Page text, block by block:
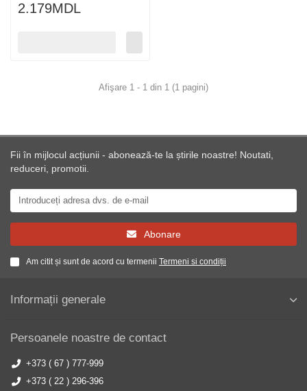
2.179MDL
Afişare 1 - 1 din 1 (1 pagini)
Fii în mijlocul acțiunii - abonează-te la știrile noastre! Noutati,
reduceri, promotii.
Abonare
Am citit și sunt de acord cu termenii Termeni si condiții
Informații generale
Persoanele noastre de contact
+373 ( 67 ) 777-999
+373 ( 22 ) 296-396